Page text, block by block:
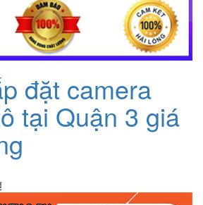
đặt camera
tại Quận 3 giá
Giá